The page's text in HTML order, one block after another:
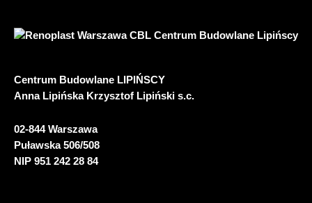
Centrum Budowlane LIPIŃSCY
Anna Lipińska Krzysztof Lipiński s.c.
02-844 Warszawa
Puławska 506/508
NIP 951 242 28 84